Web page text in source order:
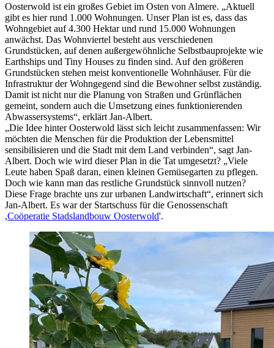
Oosterwold ist ein großes Gebiet im Osten von Almere. „Aktuell
gibt es hier rund 1.000 Wohnungen. Unser Plan ist es, dass das
Wohngebiet auf 4.300 Hektar und rund 15.000 Wohnungen
anwächst. Das Wohnviertel besteht aus verschiedenen
Grundstücken, auf denen außergewöhnliche Selbstbauprojekte wie
Earthships und Tiny Houses zu finden sind. Auf den größeren
Grundstücken stehen meist konventionelle Wohnhäuser. Für die
Infrastruktur der Wohngegend sind die Bewohner selbst zuständig.
Damit ist nicht nur die Planung von Straßen und Grünflächen
gemeint, sondern auch die Umsetzung eines funktionierenden
Abwassersystems“, erklärt Jan-Albert.
„Die Idee hinter Oosterwold lässt sich leicht zusammenfassen: Wir
möchten die Menschen für die Produktion der Lebensmittel
sensibilisieren und die Stadt mit dem Land verbinden“, sagt Jan-
Albert. Doch wie wird dieser Plan in die Tat umgesetzt? „Viele
Leute haben Spaß daran, einen kleinen Gemüsegarten zu pflegen.
Doch wie kann man das restliche Grundstück sinnvoll nutzen?
Diese Frage brachte uns zur urbanen Landwirtschaft“, erinnert sich
Jan-Albert. Es war der Startschuss für die Genossenschaft
,Coöperatie Stadslandbouw Oosterwold'.